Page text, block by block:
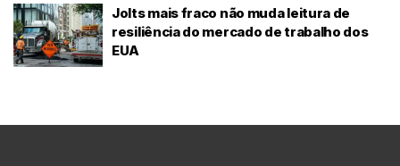
Jolts mais fraco não muda leitura de
resiliência do mercado de trabalho dos
EUA